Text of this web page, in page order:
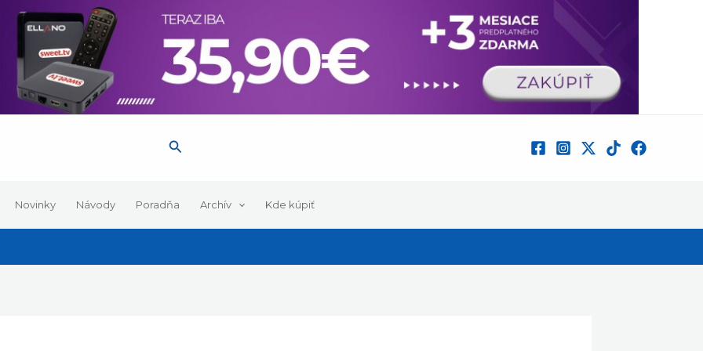
Hľadať
Novinky Návody Poradňa Archív Kde kúpiť